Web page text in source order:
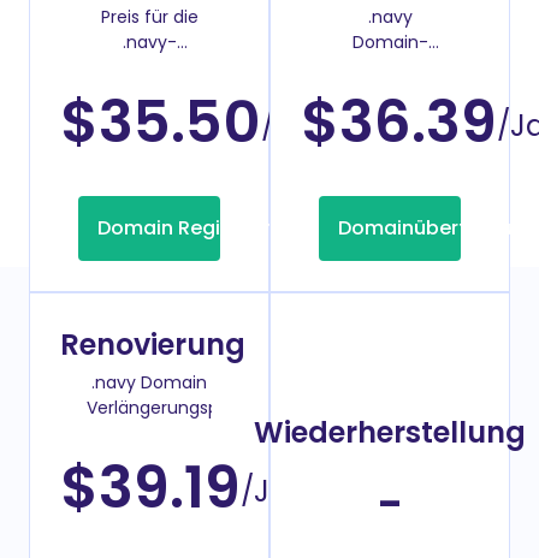
Preis für die
.navy-
$35.50/Jahr
Domain Registrierung
.navy
Domain-
$36.39/
Domainübertragung
Renovierung
.navy Domain
Verlängerungspreis
$39.19/Jahr
Wiederherstellung
-